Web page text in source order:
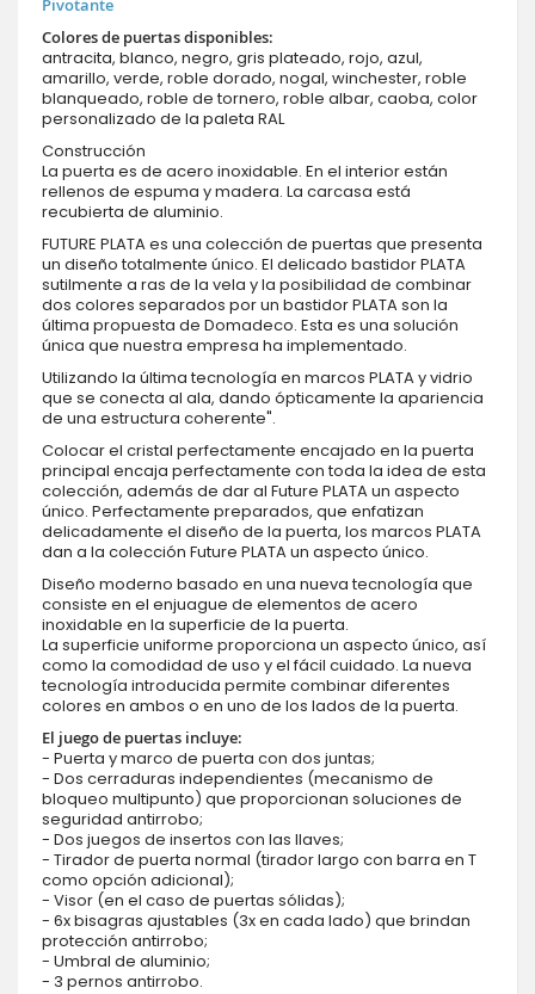
Pivotante
Colores de puertas disponibles:
antracita, blanco, negro, gris plateado, rojo, azul,
amarillo, verde, roble dorado, nogal, winchester, roble
blanqueado, roble de tornero, roble albar, caoba, color
personalizado de la paleta RAL
Construcción
La puerta es de acero inoxidable. En el interior están
rellenos de espuma y madera. La carcasa está
recubierta de aluminio.
FUTURE PLATA es una colección de puertas que presenta
un diseño totalmente único. El delicado bastidor PLATA
sutilmente a ras de la vela y la posibilidad de combinar
dos colores separados por un bastidor PLATA son la
última propuesta de Domadeco. Esta es una solución
única que nuestra empresa ha implementado.
Utilizando la última tecnología en marcos PLATA y vidrio
que se conecta al ala, dando ópticamente la apariencia
de una estructura coherente".
Colocar el cristal perfectamente encajado en la puerta
principal encaja perfectamente con toda la idea de esta
colección, además de dar al Future PLATA un aspecto
único. Perfectamente preparados, que enfatizan
delicadamente el diseño de la puerta, los marcos PLATA
dan a la colección Future PLATA un aspecto único.
Diseño moderno basado en una nueva tecnología que
consiste en el enjuague de elementos de acero
inoxidable en la superficie de la puerta.
La superficie uniforme proporciona un aspecto único, así
como la comodidad de uso y el fácil cuidado. La nueva
tecnología introducida permite combinar diferentes
colores en ambos o en uno de los lados de la puerta.
El juego de puertas incluye:
- Puerta y marco de puerta con dos juntas;
- Dos cerraduras independientes (mecanismo de
bloqueo multipunto) que proporcionan soluciones de
seguridad antirrobo;
- Dos juegos de insertos con las llaves;
- Tirador de puerta normal (tirador largo con barra en T
como opción adicional);
- Visor (en el caso de puertas sólidas);
- 6x bisagras ajustables (3x en cada lado) que brindan
protección antirrobo;
- Umbral de aluminio;
- 3 pernos antirrobo.